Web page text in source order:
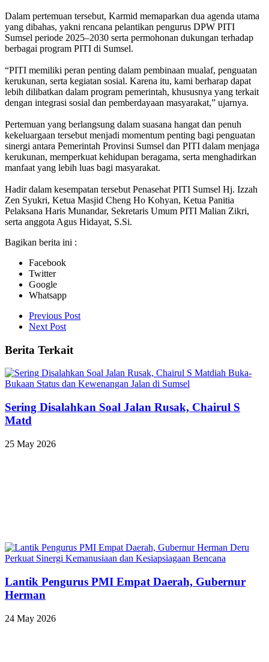
Dalam pertemuan tersebut, Karmid memaparkan dua agenda utama
yang dibahas, yakni rencana pelantikan pengurus DPW PITI
Sumsel periode 2025–2030 serta permohonan dukungan terhadap
berbagai program PITI di Sumsel.
“PITI memiliki peran penting dalam pembinaan mualaf, penguatan
kerukunan, serta kegiatan sosial. Karena itu, kami berharap dapat
lebih dilibatkan dalam program pemerintah, khususnya yang terkait
dengan integrasi sosial dan pemberdayaan masyarakat,” ujarnya.
Pertemuan yang berlangsung dalam suasana hangat dan penuh
kekeluargaan tersebut menjadi momentum penting bagi penguatan
sinergi antara Pemerintah Provinsi Sumsel dan PITI dalam menjaga
kerukunan, memperkuat kehidupan beragama, serta menghadirkan
manfaat yang lebih luas bagi masyarakat.
Hadir dalam kesempatan tersebut Penasehat PITI Sumsel Hj. Izzah
Zen Syukri, Ketua Masjid Cheng Ho Kohyan, Ketua Panitia
Pelaksana Haris Munandar, Sekretaris Umum PITI Malian Zikri,
serta anggota Agus Hidayat, S.Si.
Bagikan berita ini :
Facebook
Twitter
Google
Whatsapp
Previous Post
Next Post
Berita Terkait
Sering Disalahkan Soal Jalan Rusak, Chairul S
Matd
25 May 2026
Lantik Pengurus PMI Empat Daerah, Gubernur
Herman
24 May 2026